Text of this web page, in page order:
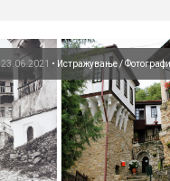
23.06.2021 • Истражување